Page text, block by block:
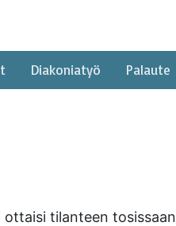
Diakoniatyö Palaute
tilanteen tosissaan